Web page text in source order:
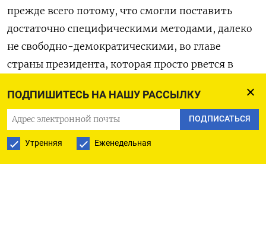
ПОДПИШИТЕСЬ НА НАШУ РАССЫЛКУ
ПОДПИСАТЬСЯ
Утренняя Еженедельная
прежде всего потому, что смогли поставить
достаточно специфическими методами, далеко
не свободно-демократическими, во главе
страны президента, которая просто рвется в
готова объединяться с Румынией и вообще
готова практически на все», –
сказалЛавров в
интервью РИА «Новости».
Лавров также дал оценку перспективам других